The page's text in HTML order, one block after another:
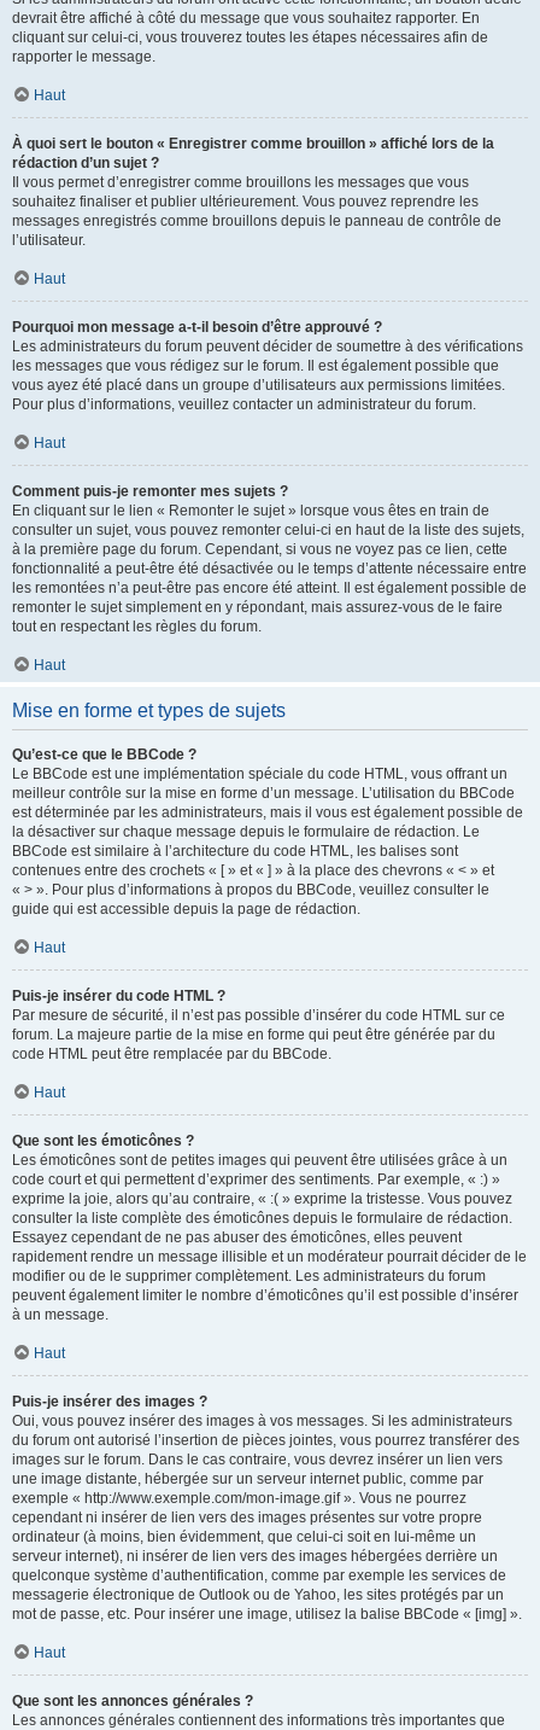
devrait être affiché à côté du message que vous souhaitez rapporter. En
cliquant sur celui-ci, vous trouverez toutes les étapes nécessaires afin de
rapporter le message.
Haut
À quoi sert le bouton « Enregistrer comme brouillon » affiché lors de la
rédaction d’un sujet ?
Il vous permet d’enregistrer comme brouillons les messages que vous
souhaitez finaliser et publier ultérieurement. Vous pouvez reprendre les
messages enregistrés comme brouillons depuis le panneau de contrôle de
l’utilisateur.
Haut
Pourquoi mon message a-t-il besoin d’être approuvé ?
Les administrateurs du forum peuvent décider de soumettre à des vérifications
les messages que vous rédigez sur le forum. Il est également possible que
vous ayez été placé dans un groupe d’utilisateurs aux permissions limitées.
Pour plus d’informations, veuillez contacter un administrateur du forum.
Haut
Comment puis-je remonter mes sujets ?
En cliquant sur le lien « Remonter le sujet » lorsque vous êtes en train de
consulter un sujet, vous pouvez remonter celui-ci en haut de la liste des sujets,
à la première page du forum. Cependant, si vous ne voyez pas ce lien, cette
fonctionnalité a peut-être été désactivée ou le temps d’attente nécessaire entre
les remontées n’a peut-être pas encore été atteint. Il est également possible de
remonter le sujet simplement en y répondant, mais assurez-vous de le faire
tout en respectant les règles du forum.
Haut
Mise en forme et types de sujets
Qu’est-ce que le BBCode ?
Le BBCode est une implémentation spéciale du code HTML, vous offrant un
meilleur contrôle sur la mise en forme d’un message. L’utilisation du BBCode
est déterminée par les administrateurs, mais il vous est également possible de
la désactiver sur chaque message depuis le formulaire de rédaction. Le
BBCode est similaire à l’architecture du code HTML, les balises sont
contenues entre des crochets « [ » et « ] » à la place des chevrons « < » et
« > ». Pour plus d’informations à propos du BBCode, veuillez consulter le
guide qui est accessible depuis la page de rédaction.
Haut
Puis-je insérer du code HTML ?
Par mesure de sécurité, il n’est pas possible d’insérer du code HTML sur ce
forum. La majeure partie de la mise en forme qui peut être générée par du
code HTML peut être remplacée par du BBCode.
Haut
Que sont les émoticônes ?
Les émoticônes sont de petites images qui peuvent être utilisées grâce à un
code court et qui permettent d’exprimer des sentiments. Par exemple, « :) »
exprime la joie, alors qu’au contraire, « :( » exprime la tristesse. Vous pouvez
consulter la liste complète des émoticônes depuis le formulaire de rédaction.
Essayez cependant de ne pas abuser des émoticônes, elles peuvent
rapidement rendre un message illisible et un modérateur pourrait décider de le
modifier ou de le supprimer complètement. Les administrateurs du forum
peuvent également limiter le nombre d’émoticônes qu’il est possible d’insérer
à un message.
Haut
Puis-je insérer des images ?
Oui, vous pouvez insérer des images à vos messages. Si les administrateurs
du forum ont autorisé l’insertion de pièces jointes, vous pourrez transférer des
images sur le forum. Dans le cas contraire, vous devrez insérer un lien vers
une image distante, hébergée sur un serveur internet public, comme par
exemple « http://www.exemple.com/mon-image.gif ». Vous ne pourrez
cependant ni insérer de lien vers des images présentes sur votre propre
ordinateur (à moins, bien évidemment, que celui-ci soit en lui-même un
serveur internet), ni insérer de lien vers des images hébergées derrière un
quelconque système d’authentification, comme par exemple les services de
messagerie électronique de Outlook ou de Yahoo, les sites protégés par un
mot de passe, etc. Pour insérer une image, utilisez la balise BBCode « [img] ».
Haut
Que sont les annonces générales ?
Les annonces générales contiennent des informations très importantes que